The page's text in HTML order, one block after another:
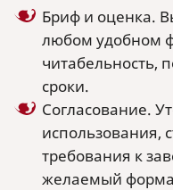
Бриф и оценка.
любом удобном
читабельность,
сроки.
Согласование.
использования,
требования к
желаемый